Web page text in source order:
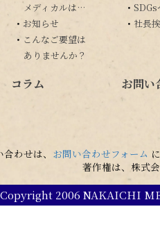
メディカルは…
・ お知らせ
・ こんなご要望は
ありませんか？
・ SDGs
・ 社長
コラム お問い
わせは、 お問い合わせフォーム
著作権は、株式
2006 NAKAICHI